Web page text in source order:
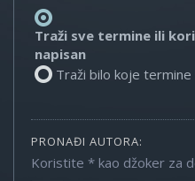
Traži sve termine ili
napisan
Traži bilo koje termine
PRONAĐI AUTORA:
Koristite * kao džoker za